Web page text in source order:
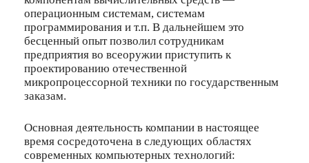
операционным системам, системам
программирования и т.п. В дальнейшем это
бесценный опыт позволил сотрудникам
предприятия во всеоружии приступить к
проектированию отечественной
микропроцессорной техники по государственным
заказам.
Основная деятельность компании в настоящее
время сосредоточена в следующих областях
современных компьютерных технологий: